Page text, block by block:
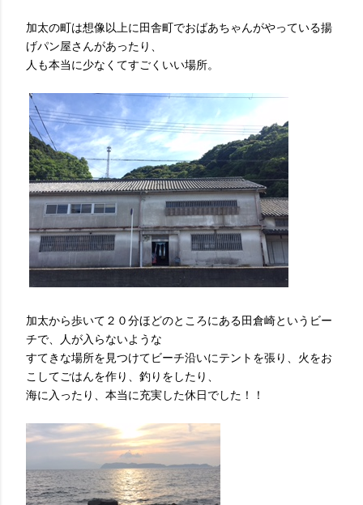
加太の町は想像以上に田舎町でおばあちゃんがやっている揚
げパン屋さんがあったり、
人も本当に少なくてすごくいい場所。
加太から歩いて２０分ほどのところにある田倉崎というビー
チで、人が入らないような
すてきな場所を見つけてビーチ沿いにテントを張り、火をお
こしてごはんを作り、釣りをしたり、
海に入ったり、本当に充実した休日でした！！